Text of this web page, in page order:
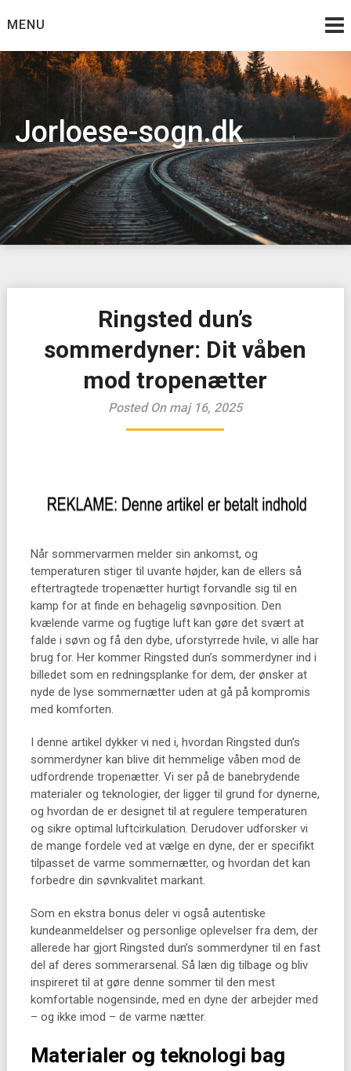
toMENU
Jorloese-sogn.dk
Ringsted dun’s
sommerdyner: Dit våben
mod tropenætter
Posted On maj 16, 2025
Når sommervarmen melder sin ankomst, og
temperaturen stiger til uvante højder, kan de ellers så
eftertragtede tropenætter hurtigt forvandle sig til en
kamp for at finde en behagelig søvnposition. Den
kvælende varme og fugtige luft kan gøre det svært at
falde i søvn og få den dybe, uforstyrrede hvile, vi alle har
brug for. Her kommer Ringsted dun’s sommerdyner ind i
billedet som en redningsplanke for dem, der ønsker at
nyde de lyse sommernætter uden at gå på kompromis
med komforten.
I denne artikel dykker vi ned i, hvordan Ringsted dun’s
sommerdyner kan blive dit hemmelige våben mod de
udfordrende tropenætter. Vi ser på de banebrydende
materialer og teknologier, der ligger til grund for dynerne,
og hvordan de er designet til at regulere temperaturen
og sikre optimal luftcirkulation. Derudover udforsker vi
de mange fordele ved at vælge en dyne, der er specifikt
tilpasset de varme sommernætter, og hvordan det kan
forbedre din søvnkvalitet markant.
Som en ekstra bonus deler vi også autentiske
kundeanmeldelser og personlige oplevelser fra dem, der
allerede har gjort Ringsted dun’s sommerdyner til en fast
del af deres sommerarsenal. Så læn dig tilbage og bliv
inspireret til at gøre denne sommer til den mest
komfortable nogensinde, med en dyne der arbejder med
– og ikke imod – de varme nætter.
Materialer og teknologi bag